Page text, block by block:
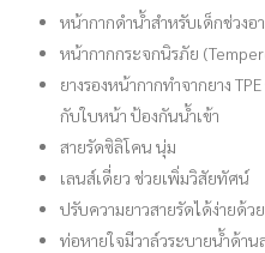
หน้ากากดำน้ำสำหรับเด็กช่วงอ
หน้ากากกระจกนิรภัย
ยางรองหน้ากากทำจากยาง
กับใบหน้า ป้องกันน้ำเข้า
สายรัดซิลิโคน นุ่ม
เลนส์เดี่ยว ช่วยเพิ่มวิสัยทัศน์
ปรับความยาวสายรัดได้ง่ายด้ว
ท่อหายใจมีวาล์วระบายน้ำด้าน